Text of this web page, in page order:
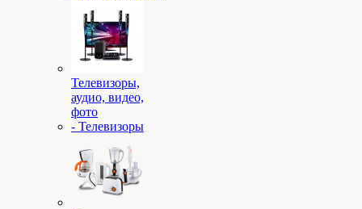
Телевизоры,
аудио, видео,
фото
- Телевизоры